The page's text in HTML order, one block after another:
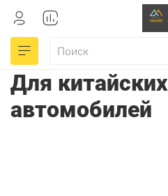
Для китайских
автомобилей